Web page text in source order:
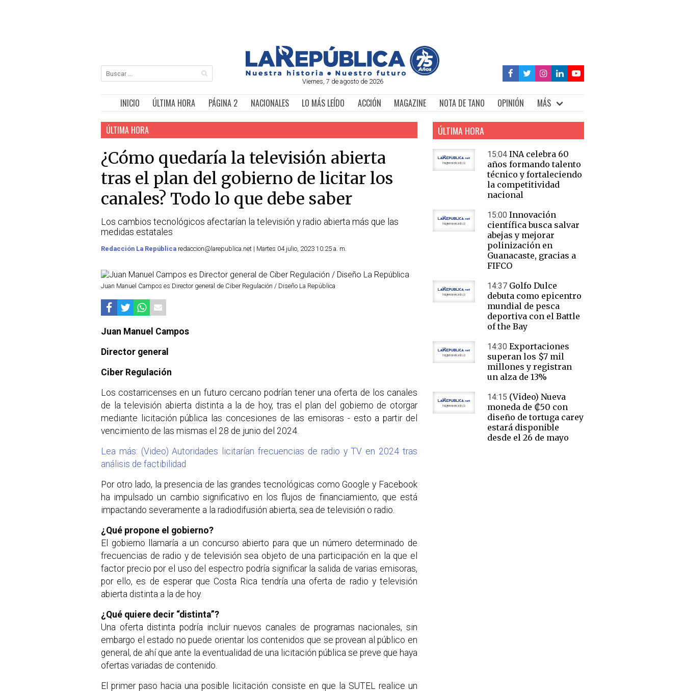
Viernes, 7 de agosto de 2026
INICIO ÚLTIMA HORA PÁGINA 2 NACIONALES LO MÁS LEÍDO ACCIÓN MAGAZINE NOTA DE TANO OPINIÓN MÁS
ÚLTIMA HORA
¿Cómo quedaría la televisión abierta
tras el plan del gobierno de licitar los
canales? Todo lo que debe saber
Los cambios tecnológicos afectarían la televisión y radio abierta más que las
medidas estatales
Redacción La República redaccion@larepublica.net | Martes 04 julio, 2023 10:25 a. m.
Juan Manuel Campos es Director general de Ciber Regulación / Diseño La República
Juan Manuel Campos
Director general
Ciber Regulación
Los costarricenses en un futuro cercano podrían tener una oferta de los canales
de la televisión abierta distinta a la de hoy, tras el plan del gobierno de otorgar
mediante licitación pública las concesiones de las emisoras - esto a partir del
vencimiento de las mismas el 28 de junio del 2024.
Lea más: (Video) Autoridades licitarían frecuencias de radio y TV en 2024 tras
análisis de factibilidad
Por otro lado, la presencia de las grandes tecnológicas como Google y Facebook
ha impulsado un cambio significativo en los flujos de financiamiento, que está
impactando severamente a la radiodifusión abierta, sea de televisión o radio.
¿Qué propone el gobierno?
El gobierno llamaría a un concurso abierto para que un número determinado de
frecuencias de radio y de televisión sea objeto de una participación en la que el
factor precio por el uso del espectro podría significar la salida de varias emisoras,
por ello, es de esperar que Costa Rica tendría una oferta de radio y televisión
abierta distinta a la de hoy.
¿Qué quiere decir “distinta”?
Una oferta distinta podría incluir nuevos canales de programas nacionales, sin
embargo el estado no puede orientar los contenidos que se provean al público en
general, de ahí que ante la eventualidad de una licitación pública se preve que haya
ofertas variadas de contenido.
El primer paso hacia una posible licitación consiste en que la SUTEL realice un
ÚLTIMA HORA
15:04 INA celebra 60
años formando talento
técnico y fortaleciendo
la competitividad
nacional
15:00 Innovación
científica busca salvar
abejas y mejorar
polinización en
Guanacaste, gracias a
FIFCO
14:37 Golfo Dulce
debuta como epicentro
mundial de pesca
deportiva con el Battle
of the Bay
14:30 Exportaciones
superan los $7 mil
millones y registran
un alza de 13%
14:15 (Video) Nueva
moneda de ₡50 con
diseño de tortuga carey
estará disponible
desde el 26 de mayo